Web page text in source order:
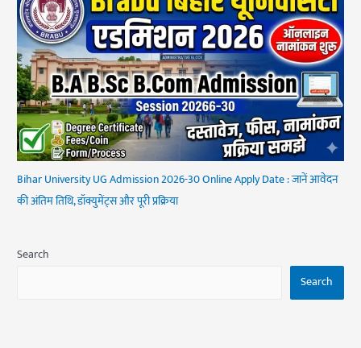
Bihar University UG Admission 2026-30 Online Apply Date : जानें आवेदन
की अंतिम तिथि, डॉक्युमेंट्स और पूरी प्रक्रिया
Search
Search